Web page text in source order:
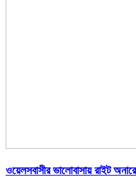
ওয়েলসবাসীর ভালোবাসায় রাইট